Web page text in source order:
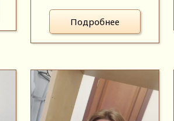
Подробнее